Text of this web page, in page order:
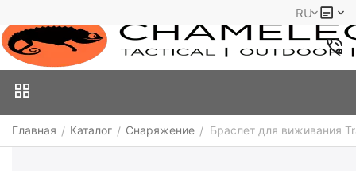
RU
Главная / Каталог / Снаряжение / Браслет для виживания